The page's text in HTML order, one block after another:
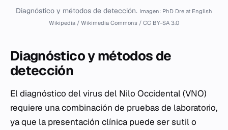
Diagnóstico y métodos de detección. Imagen: PhD Dre at English
Wikipedia / Wikimedia Commons / CC BY-SA 3.0
Diagnóstico y métodos de
detección
El diagnóstico del virus del Nilo Occidental (VNO)
requiere una combinación de pruebas de laboratorio,
ya que la presentación clínica puede ser sutil o